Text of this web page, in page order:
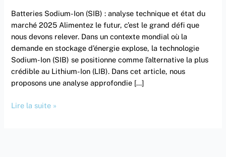
Batteries Sodium-Ion (SIB) : analyse technique et état du
marché 2025 Alimentez le futur, c’est le grand défi que
nous devons relever. Dans un contexte mondial où la
demande en stockage d’énergie explose, la technologie
Sodium-Ion (SIB) se positionne comme l’alternative la plus
crédible au Lithium-Ion (LIB). Dans cet article, nous
proposons une analyse approfondie […]
Lire la suite »